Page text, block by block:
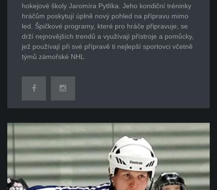
hokejové školy Jaromíra Pytlíka. Jeho kondiční tréninky
hráčům poskytují úplně nový pohled na přípravu mimo
led. Špičkové programy, které pro hráče připravuje, se
drží nejnovějších trendů a využívají přístroje a pomůcky,
jež používají při své přípravě ti nejlepší sportovci včetně
týmů zámořské NHL.